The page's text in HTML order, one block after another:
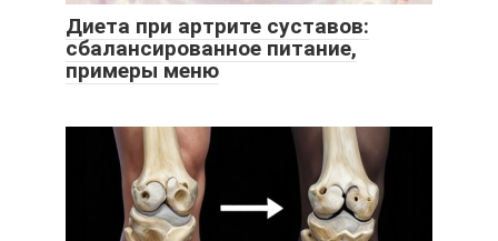
Диета при артрите суставов:
сбалансированное питание,
примеры меню